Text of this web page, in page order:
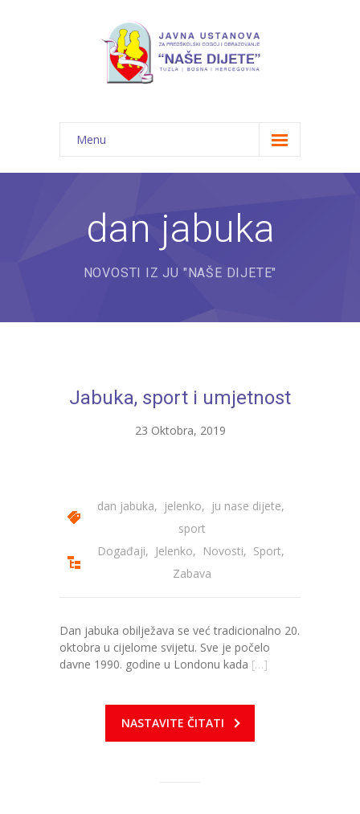
Menu
Početna
O nama
-- JU "Naše dijete"
---- Lastavica
---- Pčelica
---- Sunčica
dan jabuka
NOVOSTI IZ JU "NAŠE DIJETE"
Jabuka, sport i umjetnost
23 Oktobra, 2019
dan jabuka, jelenko, ju nase dijete,
sport
Događaji, Jelenko, Novosti, Sport,
Zabava
Dan jabuka obilježava se već tradicionalno 20.
oktobra u cijelome svijetu. Sve je počelo
davne 1990. godine u Londonu kada […]
NASTAVITE ČITATI